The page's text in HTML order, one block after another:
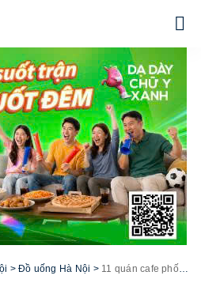
> Đồ uống Hà Nội > 11 quán cafe phố cổ không gian đẹp, đồ uống hấp dẫn nhất